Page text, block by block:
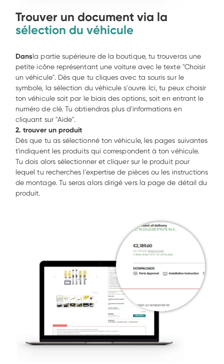
sélection du véhicule
Dansla partie supérieure de la boutique, tu trouveras une
petite icône représentant une voiture avec le texte "Choisir
un véhicule". Dès que tu cliques avec ta souris sur le
symbole, la sélection du véhicule s'ouvre. Ici, tu peux choisir
ton véhicule soit par le biais des options, soit en entrant le
numéro de clé. Tu obtiendras plus d'informations en
cliquant sur "Aide".
Dès que tu as sélectionné ton véhicule, les pages suivantes
t'indiquent les produits qui correspondent à ton véhicule.
Tu dois alors sélectionner et cliquer sur le produit pour
lequel tu recherches l'expertise de pièces ou les instructions
de montage. Tu seras alors dirigé vers la page de détail du
produit.